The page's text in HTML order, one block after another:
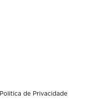
Politica de Privacidade